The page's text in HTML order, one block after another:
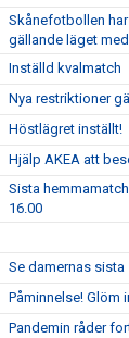
Skånefotbollen
gällande läget
Inställd kvalmatch
Nya restriktioner
Höstlägret inställt!
Hjälp AKEA att
Sista
16.00
Se damernas sista
Påminnelse! Glöm
Pandemin råder